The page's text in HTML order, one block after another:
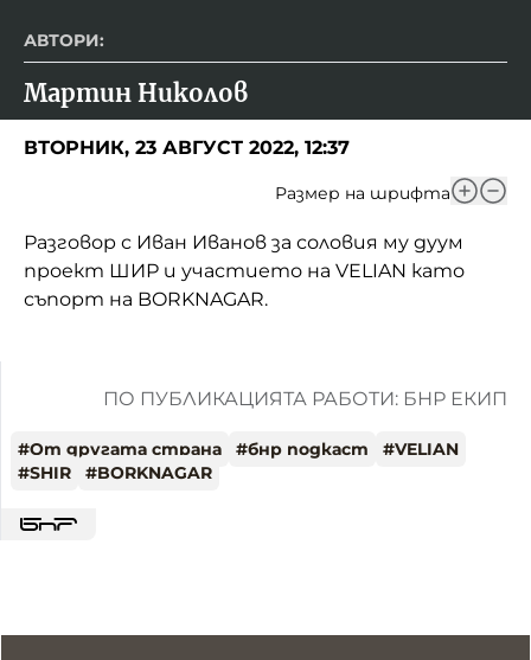
АВТОРИ:
Мартин Николов
ВТОРНИК, 23 АВГУСТ 2022, 12:37
Размер на шрифта
Разговор с Иван Иванов за соловия му дуум
проект ШИР и участието на VELIAN като
съпорт на BORKNAGAR.
ПО ПУБЛИКАЦИЯТА РАБОТИ: БНР ЕКИП
#От другата страна #бнр подкаст #VELIAN
#SHIR #BORKNAGAR